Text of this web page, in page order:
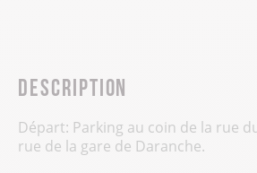
Description
Départ: Parking au coin de la rue
rue de la gare de Daranche.